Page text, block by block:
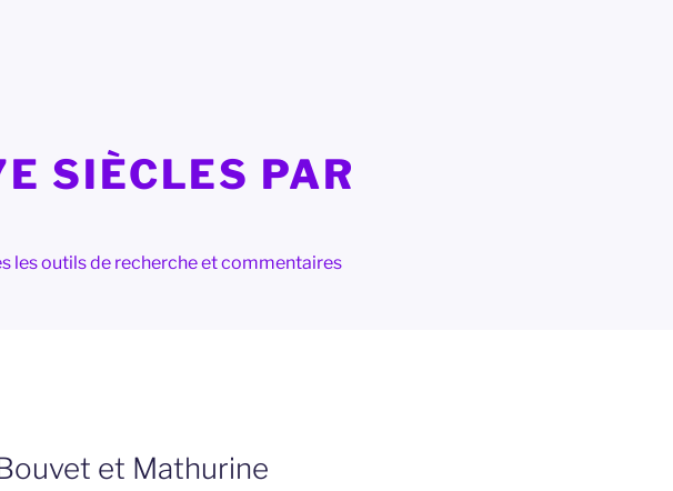
SIÈCLES PAR
les outils de recherche et commentaires
et Mathurine